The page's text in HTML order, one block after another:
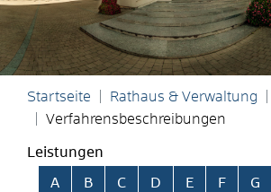
Startseite Rathaus & Verwaltung
Verfahrensbeschreibungen
Leistungen
Alphabetisches Register überspringen
A B C D E F G